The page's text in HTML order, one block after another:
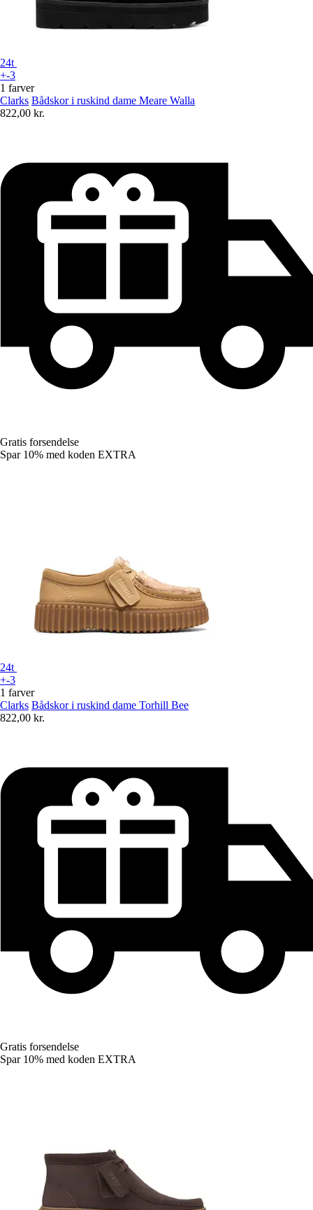
24t
+-3
1 farver
Clarks Bådskor i ruskind dame Meare Walla
822,00 kr.
Gratis forsendelse
Spar 10% med koden EXTRA
24t
+-3
1 farver
Clarks Bådskor i ruskind dame Torhill Bee
822,00 kr.
Gratis forsendelse
Spar 10% med koden EXTRA